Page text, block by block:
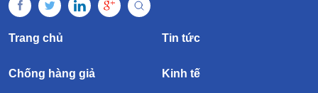
Trang chủ Tin tức
Chống hàng giả Kinh tế